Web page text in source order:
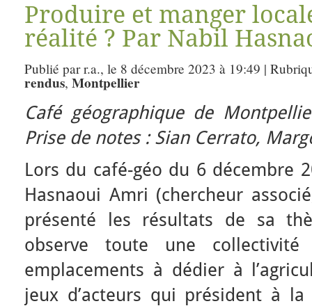
Produire et manger
réalité ? Par Nabil
Publié par r.a., le 8 décembre 2023 à 19:49 |
rendus, Montpellier
Café géographique de
Prise de notes : Sian Cerrato,
Lors du café-géo du 6 décembre
Hasnaoui Amri (chercheur
présenté les résultats de sa
observe toute une collectivité
emplacements à dédier à
jeux d’acteurs qui président à